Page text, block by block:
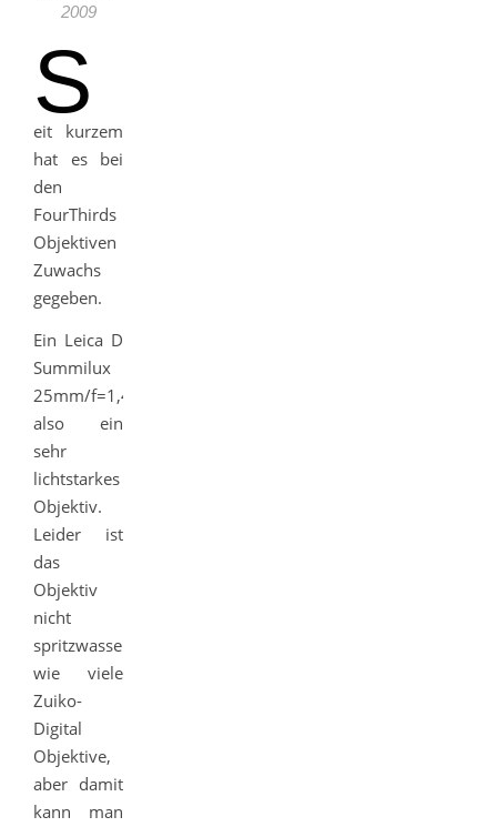
2009
S
eit kurzem
hat es bei
den
FourThirds
Objektiven
Zuwachs
gegeben.
Ein Leica D
Summilux
25mm/f=1,4,
also ein
sehr
lichtstarkes
Objektiv.
Leider ist
das
Objektiv
nicht
spritzwassergeschützt
wie viele
Zuiko-
Digital
Objektive,
aber damit
kann man